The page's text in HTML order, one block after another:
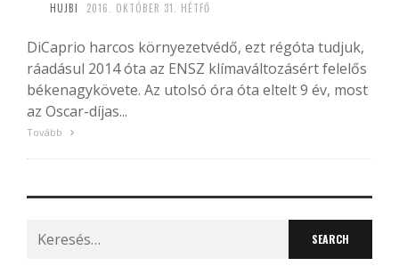
HUJBI 2016. OKTÓBER 31. HÉTFŐ
DiCaprio harcos környezetvédő, ezt régóta tudjuk,
ráadásul 2014 óta az ENSZ klímaváltozásért felelős
békenagykövete. Az utolsó óra óta eltelt 9 év, most
az Oscar-díjas...
Tovább
Search
for: